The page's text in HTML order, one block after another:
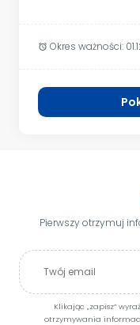
alarm Okres ważności:
Pierwszy otrzymuj
Klikając „zapisz”
otrzymywania